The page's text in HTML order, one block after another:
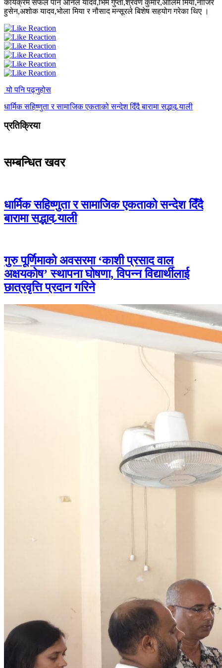
कार्यक्रम सफल पार्न अनिल यादव,भिम गुप्ता,श्रवण कुमार,आलिम मिया,नाजिर
हुसेन,अशोक यादव,भोला मिया र नौसाद मन्सूरले बिशेष सहयोग गरेका थिए ।
यो पनि पढ्नुहोस
धार्मिक सहिष्णुता र सामाजिक एकताको सन्देश दिँदै बारामा सद्भाव र्‍याली
प्रतिक्रिया
सम्बन्धित खवर
धार्मिक सहिष्णुता र सामाजिक एकताको सन्देश दिँदै
बारामा सद्भाव र्‍याली
गुरु पूर्णिमाको अवसरमा ‘काशी प्रसाद वाल
अक्षयकोष’ स्थापना घोषणा, विपन्न विद्यार्थीलाई
छात्रवृत्ति प्रदान गरिने